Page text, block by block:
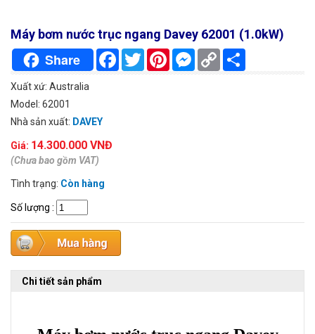
Máy bơm nước trục ngang Davey 62001 (1.0kW)
Share FacebookTwitterPinterestMessenger
Copy
Link
Xuất xứ: Australia
Model: 62001
Nhà sản xuất: DAVEY
Giá: 14.300.000 VNĐ
(Chưa bao gồm VAT)
Tình trạng: Còn hàng
Số lượng :
Chi tiết sản phẩm